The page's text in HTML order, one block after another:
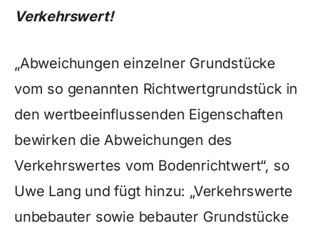
Verkehrswert!
„Abweichungen einzelner Grundstücke
vom so genannten Richtwertgrundstück in
den wertbeeinflussenden Eigenschaften
bewirken die Abweichungen des
Verkehrswertes vom Bodenrichtwert“, so
Uwe Lang und fügt hinzu: „Verkehrswerte
unbebauter sowie bebauter Grundstücke